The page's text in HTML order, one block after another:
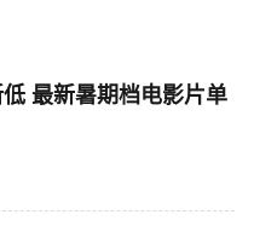
最新暑期档电影片单